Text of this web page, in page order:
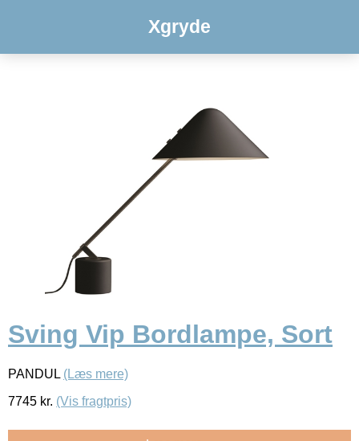
Xgryde
Sving Vip Bordlampe, Sort
PANDUL (Læs mere)
7745 kr. (Vis fragtpris)